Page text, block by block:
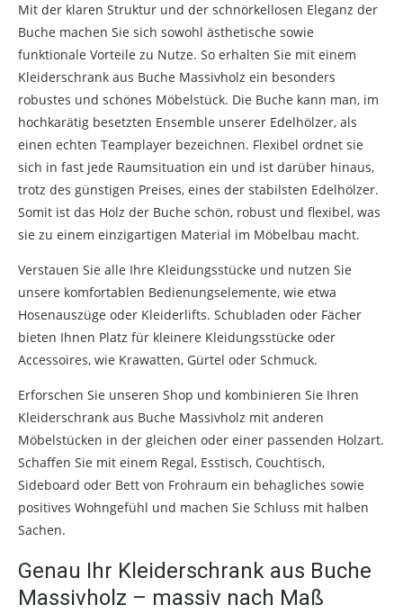
Mit der klaren Struktur und der schnörkellosen Eleganz der
Buche machen Sie sich sowohl ästhetische sowie
funktionale Vorteile zu Nutze. So erhalten Sie mit einem
Kleiderschrank aus Buche Massivholz ein besonders
robustes und schönes Möbelstück. Die Buche kann man, im
hochkarätig besetzten Ensemble unserer Edelhölzer, als
einen echten Teamplayer bezeichnen. Flexibel ordnet sie
sich in fast jede Raumsituation ein und ist darüber hinaus,
trotz des günstigen Preises, eines der stabilsten Edelhölzer.
Somit ist das Holz der Buche schön, robust und flexibel, was
sie zu einem einzigartigen Material im Möbelbau macht.
Verstauen Sie alle Ihre Kleidungsstücke und nutzen Sie
unsere komfortablen Bedienungselemente, wie etwa
Hosenauszüge oder Kleiderlifts. Schubladen oder Fächer
bieten Ihnen Platz für kleinere Kleidungsstücke oder
Accessoires, wie Krawatten, Gürtel oder Schmuck.
Erforschen Sie unseren Shop und kombinieren Sie Ihren
Kleiderschrank aus Buche Massivholz mit anderen
Möbelstücken in der gleichen oder einer passenden Holzart.
Schaffen Sie mit einem Regal, Esstisch, Couchtisch,
Sideboard oder Bett von Frohraum ein behagliches sowie
positives Wohngefühl und machen Sie Schluss mit halben
Sachen.
Genau Ihr Kleiderschrank aus Buche
Massivholz – massiv nach Maß